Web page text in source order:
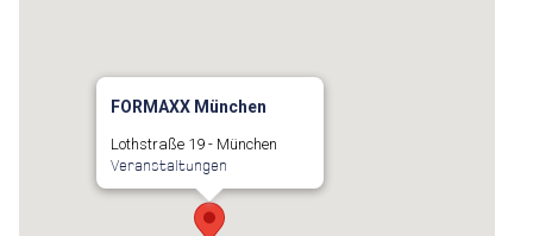
FORMAXX München
Lothstraße 19 - München
Veranstaltungen